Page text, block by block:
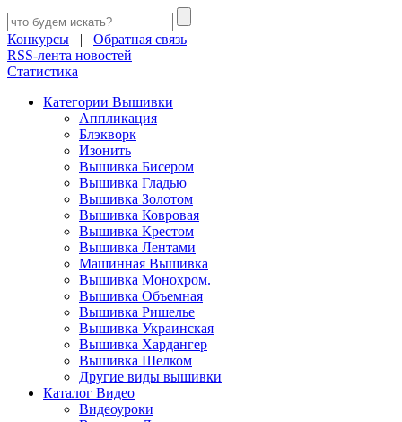
Конкурсы | Обратная связь
RSS-лента новостей
Статистика
Категории Вышивки
Аппликация
Блэкворк
Изонить
Вышивка Бисером
Вышивка Гладью
Вышивка Золотом
Вышивка Ковровая
Вышивка Крестом
Вышивка Лентами
Машинная Вышивка
Вышивка Монохром.
Вышивка Объемная
Вышивка Ришелье
Вышивка Украинская
Вышивка Хардангер
Вышивка Шелком
Другие виды вышивки
Каталог Видео
Видеоуроки